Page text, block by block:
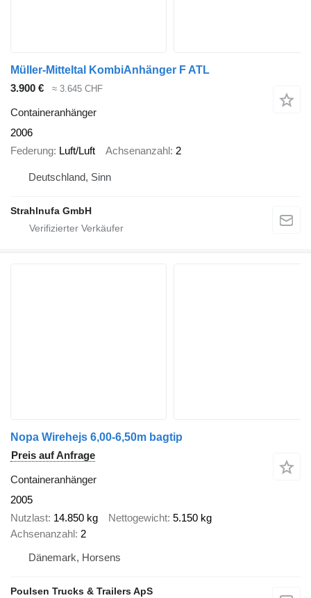
Müller-Mitteltal KombiAnhänger F ATL
3.900 €
≈ 3.645 CHF
Containeranhänger
2006
Federung Luft/Luft Achsenanzahl 2
Deutschland, Sinn
Strahlnufa GmbH
Nopa Wirehejs 6,00-6,50m bagtip
Preis auf Anfrage
Containeranhänger
2005
Nutzlast 14.850 kg Nettogewicht 5.150 kg
Achsenanzahl 2
Dänemark, Horsens
Poulsen Trucks & Trailers ApS